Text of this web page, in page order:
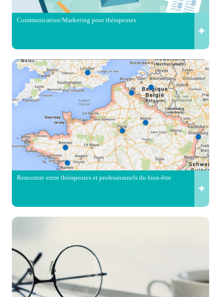
Communication/Marketing pour thérapeutes
Rencontre entre thérapeutes et professionnels du bien-être